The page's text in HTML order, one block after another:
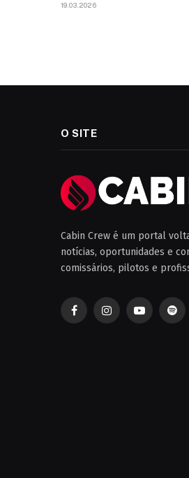
19.03.2026
O SITE
Cabin Crew é um portal
notícias, oportunidades e
comissários, pilotos e
FacebookInstagramYouTube